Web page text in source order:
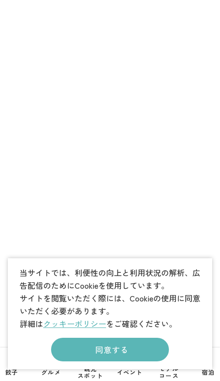
当サイトでは、利便性の向上と利用状況の解析、広
告配信のためにCookieを使用しています。
サイトを閲覧いただく際には、Cookieの使用に同意
いただく必要があります。
詳細はクッキーポリシーをご確認ください。
同意する